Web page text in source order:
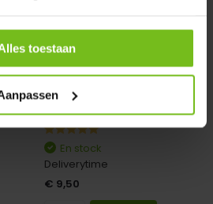
toestaan
conférence 70 cm...
Feuilles de paperboard 70
cm x 100 cm. Feuilles ...
En stock
Deliverytime
€ 9,50